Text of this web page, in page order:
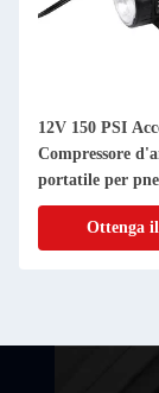
12V 150 PSI
Compressore
portatile per
Ottenga